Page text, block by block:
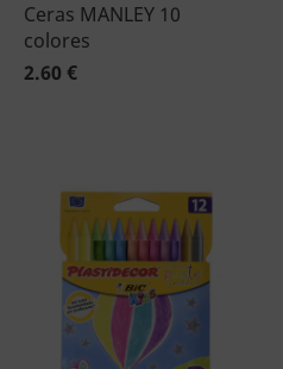
Ceras MANLEY 10
colores
2.60 €